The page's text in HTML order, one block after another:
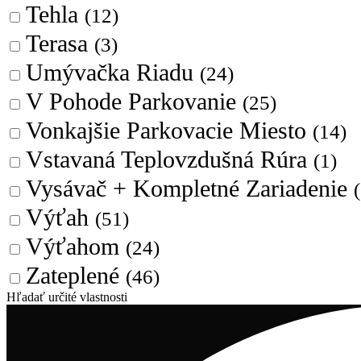
Tehla (12)
Terasa (3)
Umývačka Riadu (24)
V Pohode Parkovanie (25)
Vonkajšie Parkovacie Miesto (14)
Vstavaná Teplovzdušná Rúra (1)
Vysávač + Kompletné Zariadenie
Výťah (51)
Výťahom (24)
Zateplené (46)
Hľadať určité vlastnosti